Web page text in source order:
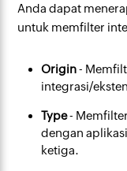
Anda dapat
untuk memfilter
Origin-
integrasi/
Type-
dengan
ketiga.